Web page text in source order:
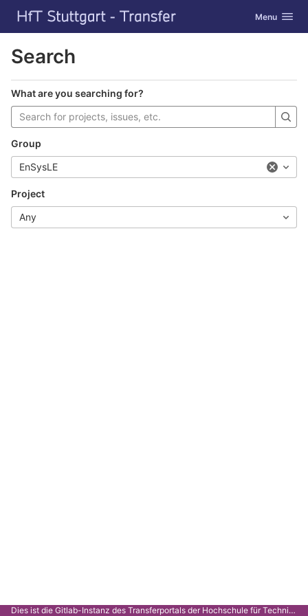
Skip to content
GitLab Toggle
Menu
Search
What are you searching for?
Group
EnSysLE
Project
Any
Dies ist die Gitlab-Instanz des Transferportals der Hochschule für Technik Stuttgart.